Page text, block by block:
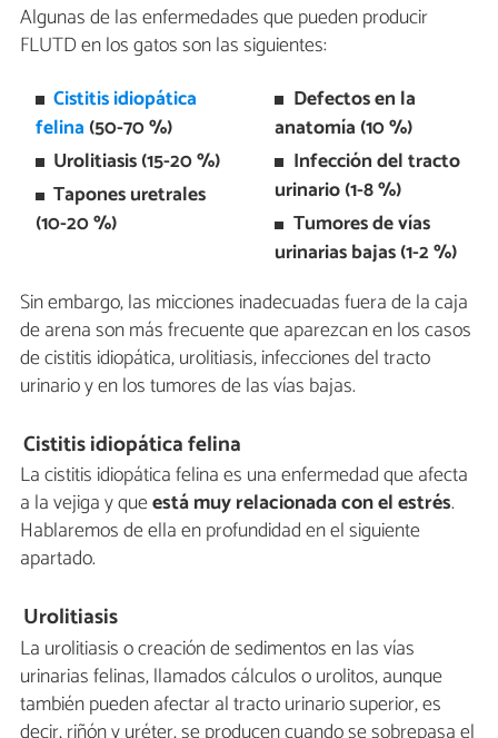
Algunas de las enfermedades que pueden producir
FLUTD en los gatos son las siguientes:
Cistitis idiopática
felina (50-70 %)
Urolitiasis (15-20 %)
Tapones uretrales
(10-20 %)
Defectos en la
anatomía (10 %)
Infección del tracto
urinario (1-8 %)
Tumores de vías
urinarias bajas (1-2 %)
Sin embargo, las micciones inadecuadas fuera de la caja
de arena son más frecuente que aparezcan en los casos
de cistitis idiopática, urolitiasis, infecciones del tracto
urinario y en los tumores de las vías bajas.
Cistitis idiopática felina
La cistitis idiopática felina es una enfermedad que afecta
a la vejiga y queestá muy relacionada con el estrés.
Hablaremos de ella en profundidad en el siguiente
apartado.
Urolitiasis
La urolitiasis o creación de sedimentos en las vías
urinarias felinas, llamados cálculos o urolitos, aunque
también pueden afectar al tracto urinario superior, es